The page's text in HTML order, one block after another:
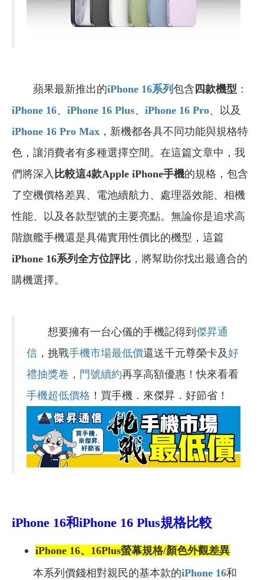
蘋果最新推出的iPhone 16系列 包含 四款機型 ：
iPhone 16、 iPhone 16 Plus、 iPhone 16 Pro、以及
iPhone 16 Pro Max ，新機都各具不同功能與規格特
色，讓消費者有多種選擇空間。在這篇文章中，我
們將深入 比較這4款Apple iPhone手機的規格，包含
了空機價格差異、電池續航力、處理器效能、相機
性能、以及各款型號的主要亮點。無論你是追求高
階旗艦手機還是具備實用性價比的機型，這篇
iPhone 16系列全方位評比 ， 將幫助你找出最適合的
購機選擇。
想要擁有一台心儀的手機記得到 傑昇通
信 ，挑戰手機市場最低價還送千元尊榮卡及好
禮抽獎卷 ， 門號續約再享高額優惠！快來看看
手機超低價格 ！買手機．來傑昇．好節省！
iPhone 16和iPhone 16 Plus規格比較
iPhone 16、16Plus螢幕規格/顏色外觀差異
本系列價錢相對親民的基本款的iPhone 16和